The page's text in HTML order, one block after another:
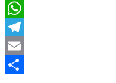
LinkedIn
WhatsApp
Telegram
Email